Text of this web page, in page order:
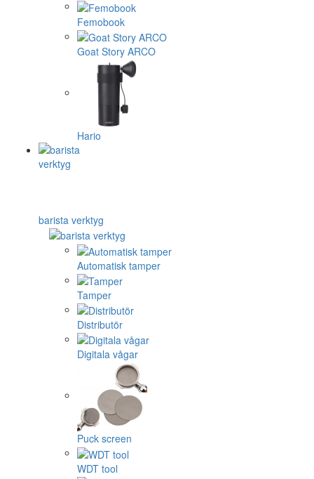
Femobook
Goat Story ARCO
Hario
barista verktyg
Automatisk tamper
Tamper
Distributör
Digitala vågar
Puck screen
WDT tool